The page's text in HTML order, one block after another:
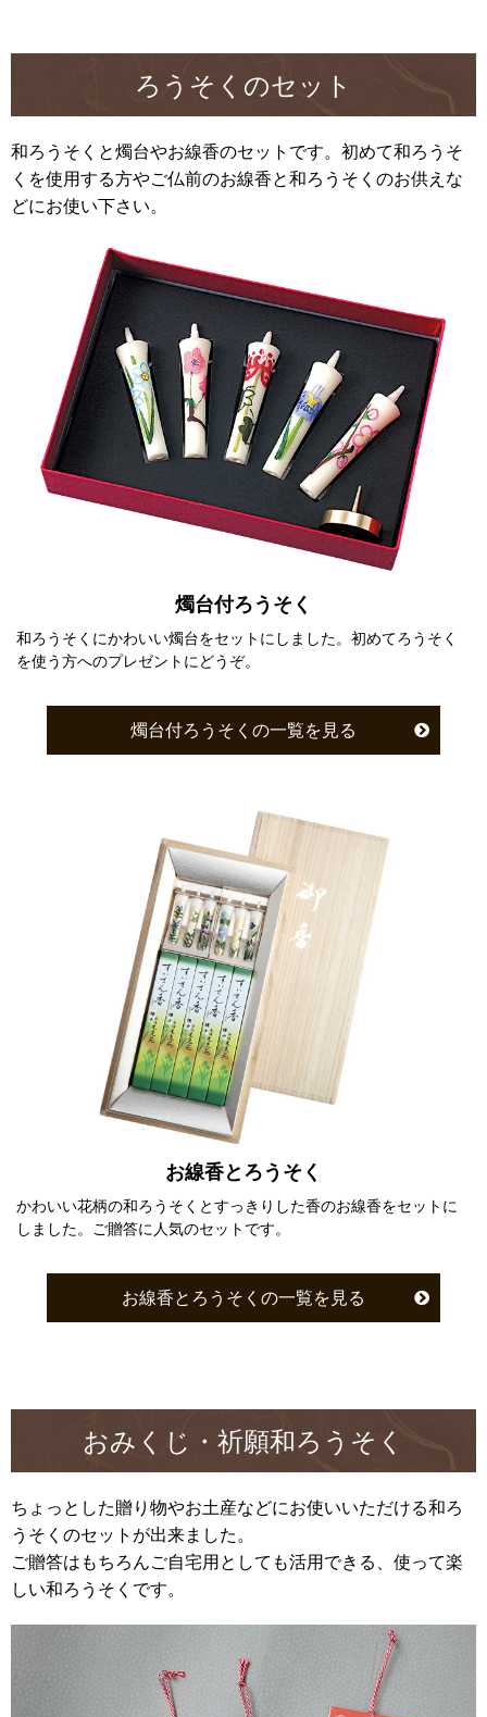
ろうそくのセット
和ろうそくと燭台やお線香のセットです。初めて和ろうそ
くを使用する方やご仏前のお線香と和ろうそくのお供えな
どにお使い下さい。
燭台付ろうそく
和ろうそくにかわいい燭台をセットにしました。初めてろうそく
を使う方へのプレゼントにどうぞ。
燭台付ろうそくの一覧を見る
お線香とろうそく
かわいい花柄の和ろうそくとすっきりした香のお線香をセットに
しました。ご贈答に人気のセットです。
お線香とろうそくの一覧を見る
おみくじ・祈願和ろうそく
ちょっとした贈り物やお土産などにお使いいただける和ろ
うそくのセットが出来ました。
ご贈答はもちろんご自宅用としても活用できる、使って楽
しい和ろうそくです。